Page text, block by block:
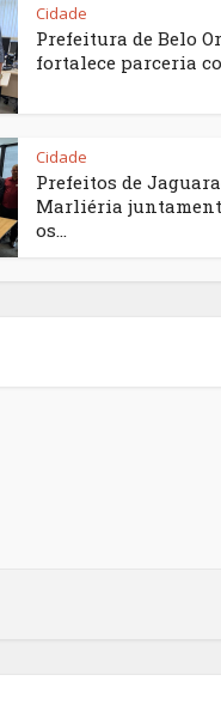
Cidade
Prefeitura de Belo
fortalece parceria
Cidade
Prefeitos de
Marliéria
os...